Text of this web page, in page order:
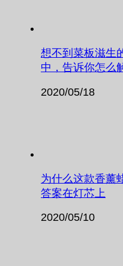
想不到菜板滋生
中，告诉你怎么
2020/05/18
为什么这款香薰
答案在灯芯上
2020/05/10